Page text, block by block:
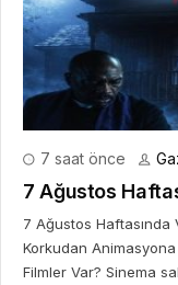
7 saat önce
7 Ağustos
7 Ağustos Haftasında
Korkudan
Filmler Var? Sinema